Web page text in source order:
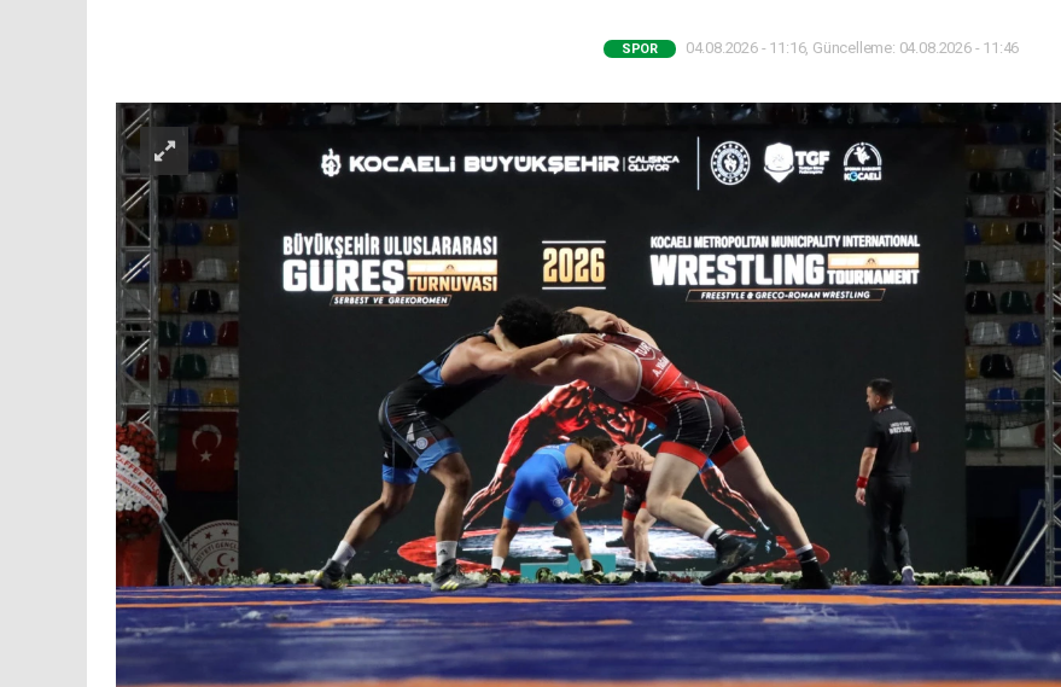
SPOR 04.08.2026 - 11:16, Güncelleme: 04.08.2026 - 11:46